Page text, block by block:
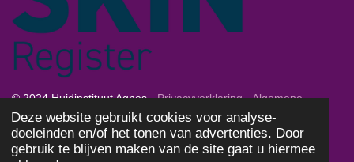
Deze website gebruikt cookies voor analyse-
doeleinden en/of het tonen van advertenties. Door
gebruik te blijven maken van de site gaat u hiermee
© 2024 Huidinstituut Agnes -Privacyverklaring-Algemene
Voorwaarden-Cookies
Powered byJouwWeb